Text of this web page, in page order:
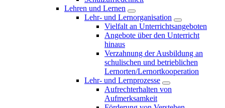
Lehren und Lernen
Lehr- und Lernorganisation
Vielfalt an Unterrichtsangeboten
Angebote über den Unterricht
hinaus
Verzahnung der Ausbildung an
schulischen und betrieblichen
Lernorten/Lernortkooperation
Lehr- und Lernprozesse
Aufrechterhalten von
Aufmerksamkeit